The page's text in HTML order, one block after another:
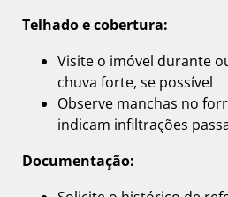
Telhado e cobertura:
Visite o imóvel durante
chuva forte, se possível
Observe manchas no
indicam infiltrações
Documentação: